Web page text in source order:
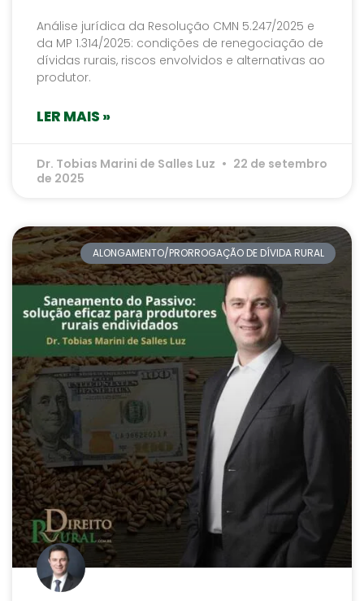
Análise jurídica da Resolução CMN 5.247/2025 e
da MP 1.314/2025: condições de renegociação de
dívidas rurais, riscos envolvidos e alternativas ao
produtor.
LER MAIS »
Dr. Tobias Marini de Salles Luz
22 de setembro
de 2025
ALONGAMENTO/PRORROGAÇÃO DE DÍVIDA RURAL